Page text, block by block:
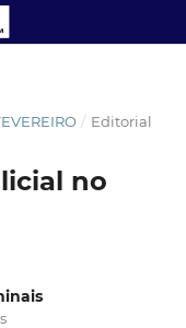
/ Editorial
no